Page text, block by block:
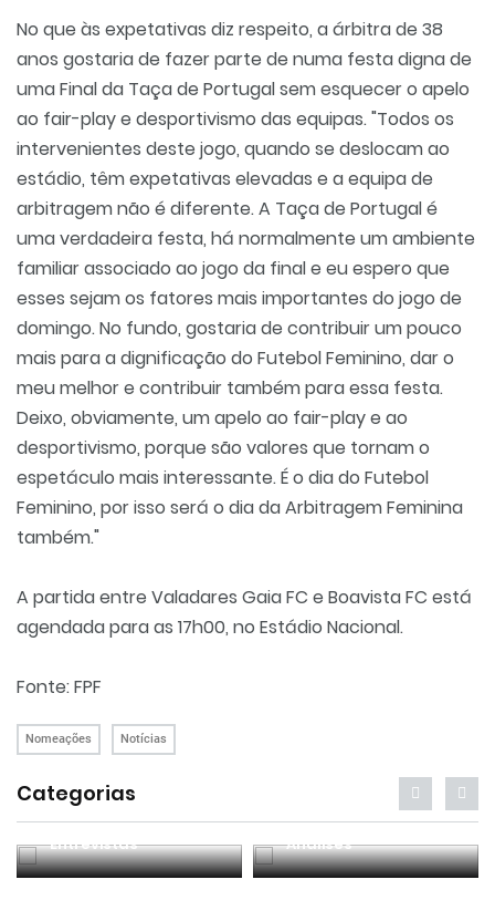
No que às expetativas diz respeito, a árbitra de 38
anos gostaria de fazer parte de numa festa digna de
uma Final da Taça de Portugal sem esquecer o apelo
ao fair-play e desportivismo das equipas. "Todos os
intervenientes deste jogo, quando se deslocam ao
estádio, têm expetativas elevadas e a equipa de
arbitragem não é diferente. A Taça de Portugal é
uma verdadeira festa, há normalmente um ambiente
familiar associado ao jogo da final e eu espero que
esses sejam os fatores mais importantes do jogo de
domingo. No fundo, gostaria de contribuir um pouco
mais para a dignificação do Futebol Feminino, dar o
meu melhor e contribuir também para essa festa.
Deixo, obviamente, um apelo ao fair-play e ao
desportivismo, porque são valores que tornam o
espetáculo mais interessante. É o dia do Futebol
Feminino, por isso será o dia da Arbitragem Feminina
também."
A partida entre Valadares Gaia FC e Boavista FC está
agendada para as 17h00, no Estádio Nacional.
Fonte: FPF
Nomeações Notícias
Categorias
Entrevistas Análises